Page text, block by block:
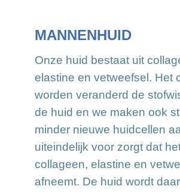
MANNENHUID
Onze huid bestaat uit
elastine en vetweefsel. Het
worden veranderd de
de huid en we maken ook
minder nieuwe huidcellen
uiteindelijk voor zorgt dat
collageen, elastine en
afneemt. De huid wordt